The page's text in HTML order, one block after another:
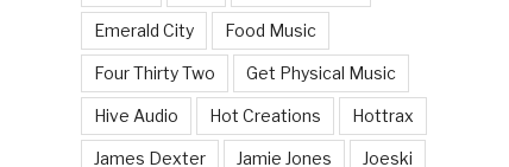
Emerald City Food Music
Four Thirty Two Get Physical Music
Hive Audio Hot Creations Hottrax
James Dexter Jamie Jones Joeski